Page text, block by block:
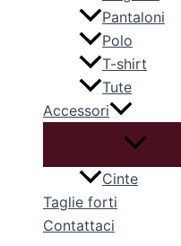
Pantaloni
Polo
T-shirt
Tute
Accessori
Cinte
Taglie forti
Contattaci